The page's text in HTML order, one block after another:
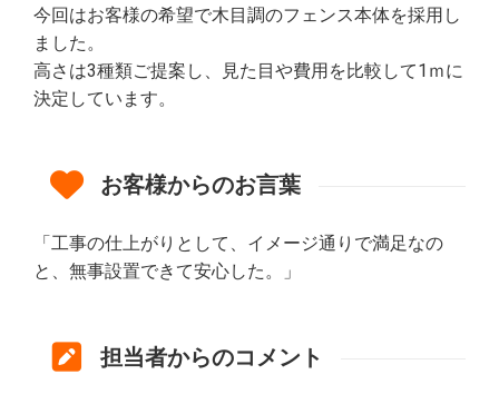
今回はお客様の希望で木目調のフェンス本体を採用し
ました。
高さは3種類ご提案し、見た目や費用を比較して1ｍに
決定しています。
お客様からのお言葉
「工事の仕上がりとして、イメージ通りで満足なの
と、無事設置できて安心した。」
担当者からのコメント